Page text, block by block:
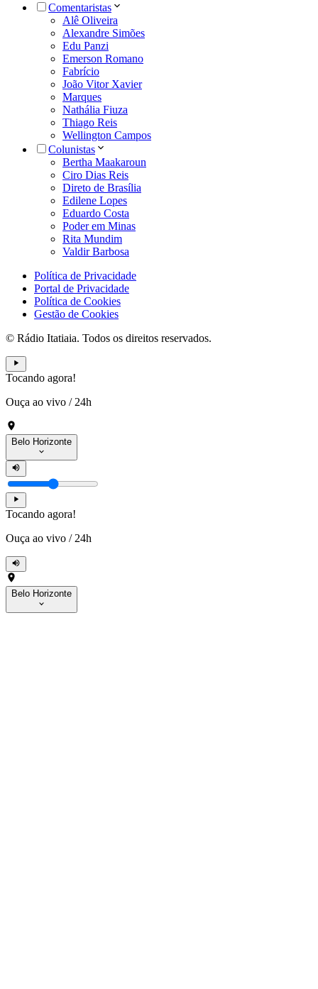
Comentaristas
Alê Oliveira
Alexandre Simões
Edu Panzi
Emerson Romano
Fabrício
João Vitor Xavier
Marques
Nathália Fiuza
Thiago Reis
Wellington Campos
Colunistas
Bertha Maakaroun
Ciro Dias Reis
Direto de Brasília
Edilene Lopes
Eduardo Costa
Poder em Minas
Rita Mundim
Valdir Barbosa
Política de Privacidade
Portal de Privacidade
Política de Cookies
Gestão de Cookies
© Rádio Itatiaia. Todos os direitos reservados.
Tocando agora!
Ouça ao vivo / 24h
Belo Horizonte
Tocando agora!
Ouça ao vivo / 24h
Belo Horizonte